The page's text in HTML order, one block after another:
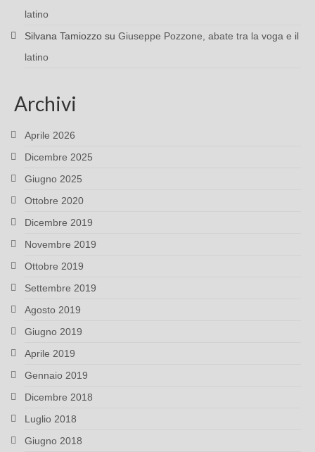
latino
Silvana Tamiozzo su Giuseppe Pozzone, abate tra la voga e il
latino
Archivi
Aprile 2026
Dicembre 2025
Giugno 2025
Ottobre 2020
Dicembre 2019
Novembre 2019
Ottobre 2019
Settembre 2019
Agosto 2019
Giugno 2019
Aprile 2019
Gennaio 2019
Dicembre 2018
Luglio 2018
Giugno 2018